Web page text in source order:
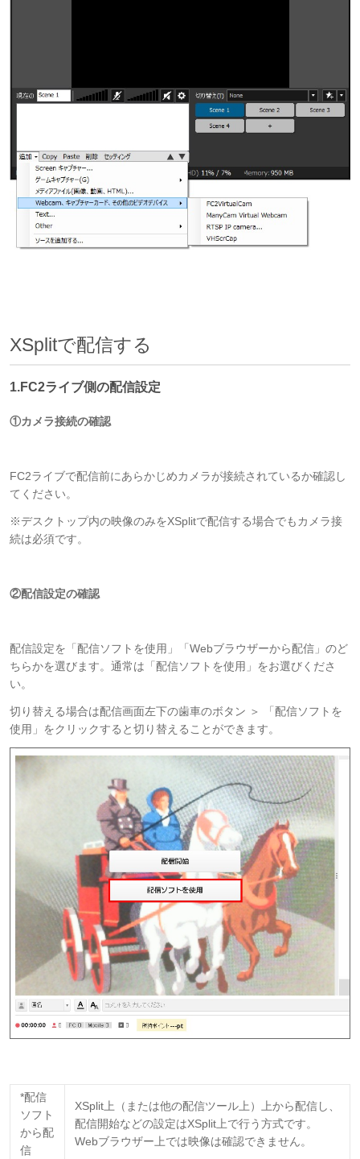
XSplitで配信する
1.FC2ライブ側の配信設定
①カメラ接続の確認
FC2ライブで配信前にあらかじめカメラが接続されているか確認し
てください。
※デスクトップ内の映像のみをXSplitで配信する場合でもカメラ接
続は必須です。
②配信設定の確認
配信設定を「配信ソフトを使用」「Webブラウザーから配信」のど
ちらかを選びます。通常は「配信ソフトを使用」をお選びくださ
い。
切り替える場合は配信画面左下の歯車のボタン ＞ 「配信ソフトを
使用」をクリックすると切り替えることができます。
*配信
ソフト
から配
信
XSplit上（または他の配信ツール上）上から配信し、
配信開始などの設定はXSplit上で行う方式です。
Webブラウザー上では映像は確認できません。